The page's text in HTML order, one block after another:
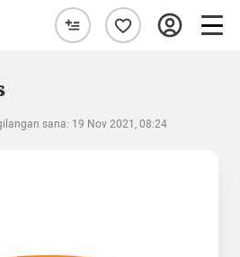
sana: 19 Nov 2021, 08:24